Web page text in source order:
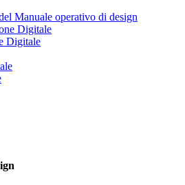
Manuale operativo di design
Digitale